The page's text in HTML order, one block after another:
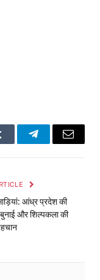
TelegramEmail
आंध्र प्रदेश की
बुनाई और शिल्पकला की